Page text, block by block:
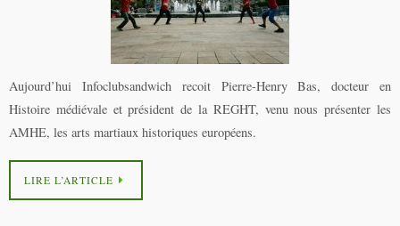
Aujourd’hui Infoclubsandwich recoit Pierre-Henry Bas, docteur en
Histoire médiévale et président de la REGHT, venu nous présenter les
AMHE, les arts martiaux historiques européens.
LIRE L’ARTICLE